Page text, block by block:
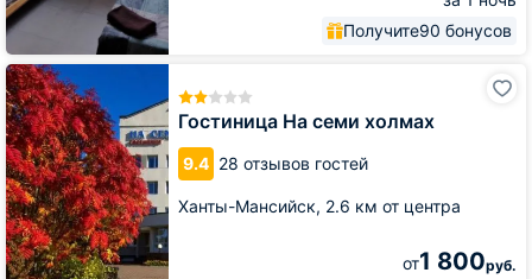
Получите90 бонусов
Гостиница На семи холмах
9.4 28 отзывов гостей
Ханты-Мансийск, 2.6 км от центра
от1 800руб.
Гостиница
На
семи
холмах